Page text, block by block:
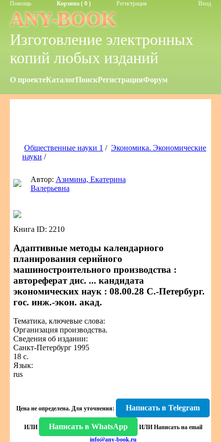
Помощь Корзина ( 0 ) Регистрация Вход
ANY-BOOK
Изготовление электронных
копий любых изданий
О проектеКаталогПоискРегистрацияФорум
Общественные науки 1 / Экономика. Экономические
науки /
Автор: Азимина, Екатерина
Валерьевна
Книга ID: 2210
Адаптивные методы календарного
планирования серийного
машиностроительного производства :
автореферат дис. ... кандидата
экономических наук : 08.00.28 С.-Петербург.
гос. инж.-экон. акад.
Тематика, ключевые слова:
Организация производства.
Сведения об издании:
Санкт-Петербург 1995
18 с.
Язык:
rus
Цена не определена. Для уточнения: Написать в Telegram
ИЛИ Написать в WhatsApp ИЛИ Написать на email
info@any-book.ru